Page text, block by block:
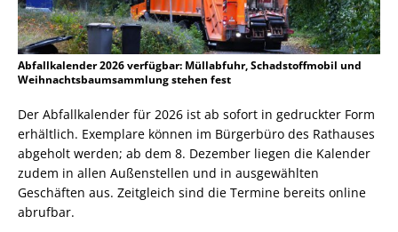
Abfallkalender 2026 verfügbar: Müllabfuhr, Schadstoffmobil und
Weihnachtsbaumsammlung stehen fest
Der Abfallkalender für 2026 ist ab sofort in gedruckter Form
erhältlich. Exemplare können im Bürgerbüro des Rathauses
abgeholt werden; ab dem 8. Dezember liegen die Kalender
zudem in allen Außenstellen und in ausgewählten
Geschäften aus. Zeitgleich sind die Termine bereits online
abrufbar.